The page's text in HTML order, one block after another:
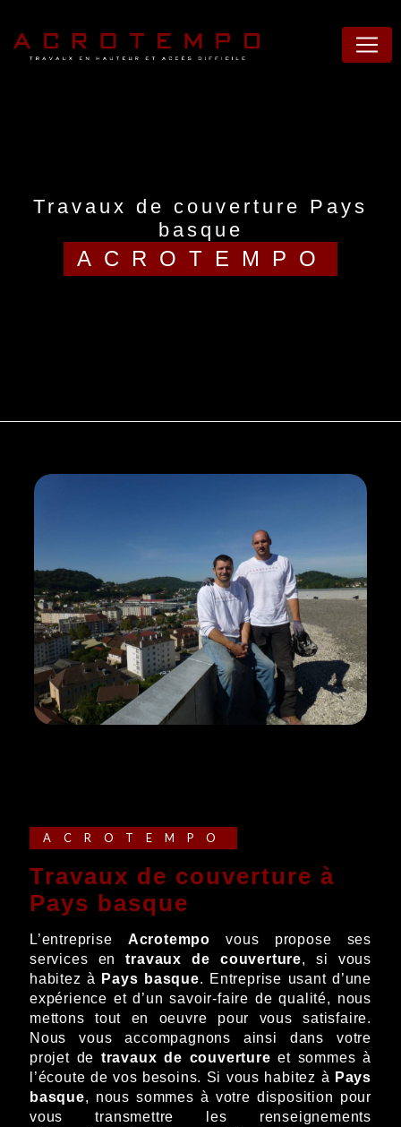
travaux de couverture Pays
basque
ACROTEMPO
ACROTEMPO
travaux de couverture à
Pays basque
L’entreprise Acrotempo vous propose ses
services entravaux de couverture, si vous
habitez à
Pays basque. Entreprise usant d’une
expérience et d’un savoir-faire de qualité, nous
mettons tout en oeuvre pour vous satisfaire.
Nous vous accompagnons ainsi dans votre
projet de travaux de couverture et sommes à
l’écoute de vos besoins. Si vous habitez à Pays
basque, nous sommes à votre disposition pour
vous transmettre les renseignements